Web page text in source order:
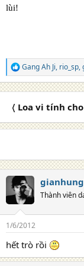
lùi!
R
e
a
o
Gang Ah Ji, rio_sp,
〈 Loa vi tính
Thành viên
1/6/2012
hết trò rồi